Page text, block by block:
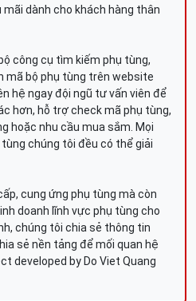
dành cho khách hàng thân
công cụ tìm kiếm phụ tùng,
mã bộ phụ tùng trên website
hệ ngay đội ngũ tư vấn viên để
hơn, hỗ trợ check mã phụ tùng,
hoặc nhu cầu mua sắm. Mọi
chúng tôi đều có thể giải
cung ứng phụ tùng mà còn
doanh lĩnh vực phụ tùng cho
chúng tôi chia sẻ thông tin
sẻ nền tảng để mối quan hệ
developed by Do Viet Quang